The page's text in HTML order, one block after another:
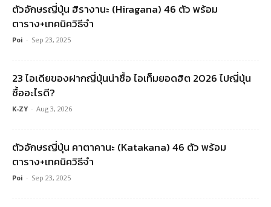
ตัวอักษรญี่ปุ่น ฮิรางานะ (Hiragana) 46 ตัว พร้อม
ตาราง+เทคนิควิธีจำ
Poi - Sep 23, 2025
23 ไอเดียของฝากญี่ปุ่นน่าซื้อ ไอเท็มยอดฮิต 2026 ไปญี่ปุ่น
ซื้ออะไรดี?
K-ZY - Aug 3, 2026
ตัวอักษรญี่ปุ่น คาตาคานะ (Katakana) 46 ตัว พร้อม
ตาราง+เทคนิควิธีจำ
Poi - Sep 23, 2025